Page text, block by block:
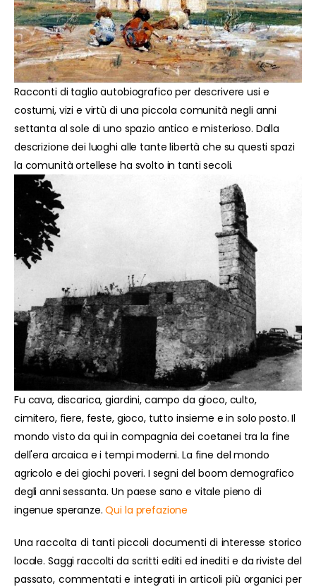
Racconti di taglio autobiografico per descrivere usi e
costumi, vizi e virtù di una piccola comunità negli anni
settanta al sole di uno spazio antico e misterioso. Dalla
descrizione dei luoghi alle tante libertà che su questi spazi
la comunità ortellese ha svolto in tanti secoli.
Fu cava, discarica, giardini, campo da gioco, culto,
cimitero, fiere, feste, gioco, tutto insieme e in solo posto. Il
mondo visto da qui in compagnia dei coetanei tra la fine
dell'era arcaica e i tempi moderni. La fine del mondo
agricolo e dei giochi poveri. I segni del boom demografico
degli anni sessanta. Un paese sano e vitale pieno di
ingenue speranze.Qui la prefazione
Una raccolta di tanti piccoli documenti di interesse storico
locale. Saggi raccolti da scritti editi ed inediti e da riviste del
passato, commentati e integrati in articoli più organici per